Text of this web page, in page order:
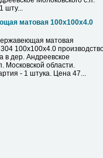
шту...
матовая 100х100х4.0
матовая
100х100х4.0
в дер. Андреевское
Московской области.
- 1 штука. Цена 47...